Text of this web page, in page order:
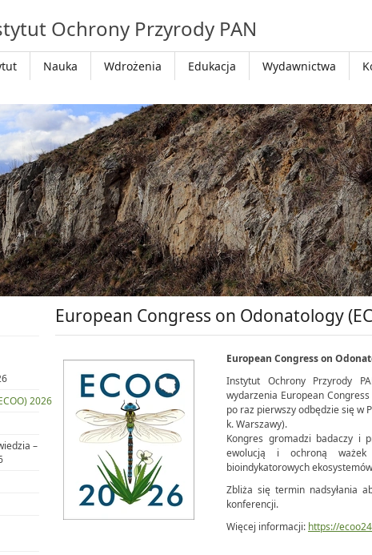
Ochrony Przyrody PAN
Nauka Wdrożenia Edukacja Wydawnictwa
2026
–
European Congress on Odonatology
European Congress on
Instytut Ochrony Przyrody
wydarzenia European
po raz pierwszy odbędzie się w
k. Warszawy).
Kongres gromadzi badaczy i
ewolucją i ochroną
bioindykatorowych
Zbliża się termin nadsyłania
konferencji.
Więcej informacji: https://